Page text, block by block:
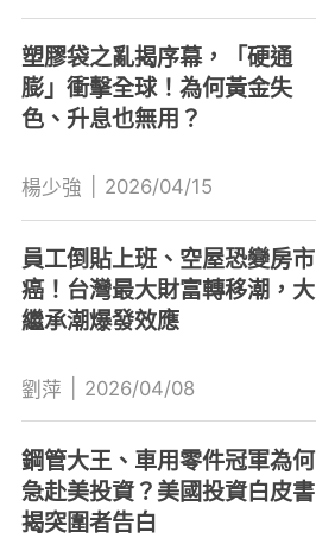
塑膠袋之亂揭序幕，「硬通
膨」衝擊全球！為何黃金失
色、升息也無用？
楊少強 2026/04/15
員工倒貼上班、空屋恐變房市
癌！台灣最大財富轉移潮，大
繼承潮爆發效應
劉萍 2026/04/08
鋼管大王、車用零件冠軍為何
急赴美投資？美國投資白皮書
揭突圍者告白